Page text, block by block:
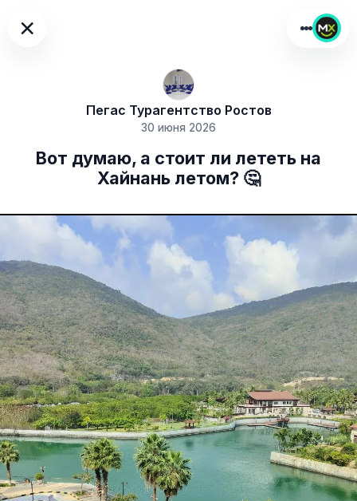
×
Пегас Турагентство Ростов
30 июня 2026
Вот думаю, а стоит ли лететь на
Хайнань летом? 🤔